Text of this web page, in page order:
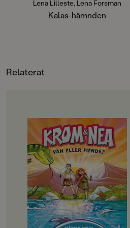
han bestämmer sig för att hämnas
och förstöra kalaset ... Ska Max och
Forsman. De har kort och läsvänlig
Lena Lilleste, Lena Forsman
Kalas-hämnden
Relaterat
OM BOKEN
Krom och Nea är bästa vänner –
men bara i hemlighet. Deras
familjer är fiender och skulle bli
rasande om de fick veta sanningen.
Därför måste Krom och Nea göra
allt i smyg: simma, fiska och prata
om den stora världen bortom
grottan där Krom har bott hela sitt
liv. Men det blir allt svårare att hålla
vänskapen hemlig och till slut